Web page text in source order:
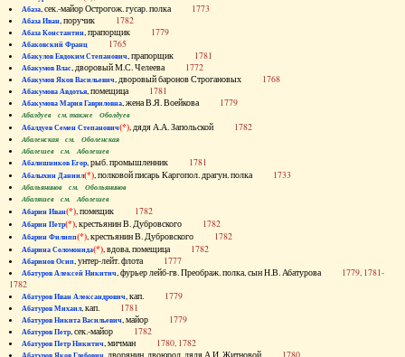
Абаза, сек.-майор Острогож. гусар. полка 1773
Абаза Иван, поручик 1782
Абаза Константин, прапорщик 1779
Абаковский Франц 1765
Абакулов Евдоким Степанович, прапорщик 1781
Абакумов Влас, дворовый М.С. Челеева 1772
Абакумов Яков Васильевич, дворовый баронов Строгановых 1768
Абакумова Авдотья, помещица 1781
Абакумова Мария Гавриловна, жена В.Я. Воейкова 1779
Абалдуев см. также Оболдуев
Абалдуев Семен Степанович(*), дядя А.А. Запольской 1782
Абаленская см. Оболенская
Абалешев см. Аболешев
Абалишников Егор, рыб. промышленник 1781
Абалыхин Даниил(*), полковой писарь Каргопол. драгун. полка 1733
Абальянинов см. Обольянинов
Абаляшев см. Аболешев
Абарин Иван(*), помещик 1782
Абарин Петр(*), крестьянин В. Дубровского 1782
Абарин Филипп(*), крестьянин В. Дубровского 1782
Абарина Соломонида(*), вдова, помещица 1782
Абаринов Осип, унтер-лейт. флота 1777
Абатуров Алексей Никитич, фурьер лейб-гв. Преображ. полка, сын Н.В. Абатурова 1779, 1781-
1782
Абатуров Иван Александрович, кап. 1779
Абатуров Михаил, кап. 1781
Абатуров Никита Васильевич, майор 1779
Абатуров Петр, сек.-майор 1782
Абатуров Петр Никитич, мичман 1780, 1782